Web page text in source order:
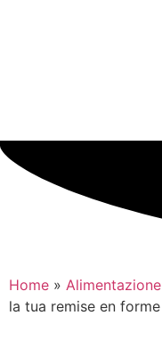
Home » Alimentazione
la tua remise en forme